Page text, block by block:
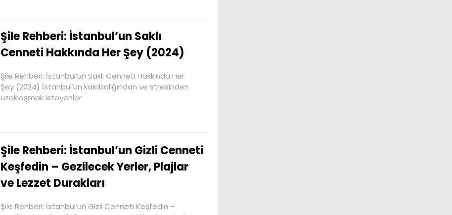
Şile Rehberi: İstanbul’un Saklı
Cenneti Hakkında Her Şey (2024)
Şile Rehberi: İstanbul’un Saklı Cenneti Hakkında Her
Şey (2024) İstanbul’un kalabalığından ve stresinden
uzaklaşmak isteyenler
Şile Rehberi: İstanbul’un Gizli Cenneti
Keşfedin – Gezilecek Yerler, Plajlar
ve Lezzet Durakları
Şile Rehberi: İstanbul’un Gizli Cenneti Keşfedin –